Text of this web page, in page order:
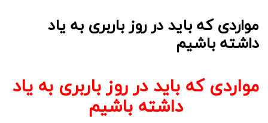
مواردی که باید در روز باربری به یاد
داشته باشیم
مواردی که باید در روز باربری به یاد
داشته باشیم